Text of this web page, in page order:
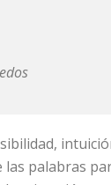
palabras